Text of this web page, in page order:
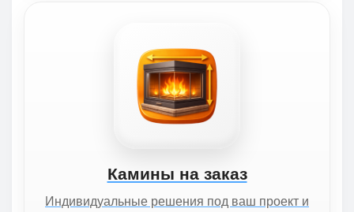
Камины на заказ
Индивидуальные решения под ваш проект и